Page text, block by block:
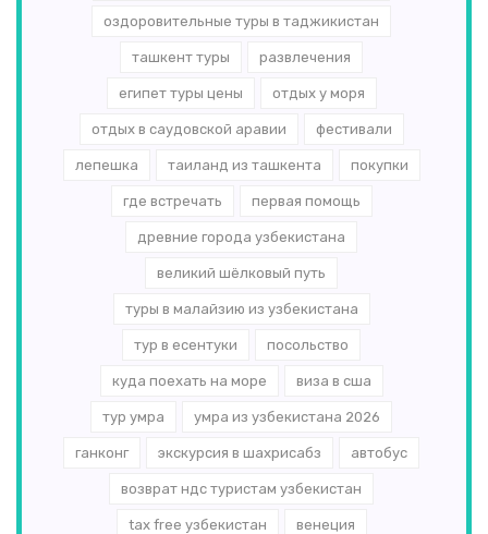
оздоровительные туры в таджикистан
ташкент туры развлечения
египет туры цены отдых у моря
отдых в саудовской аравии фестивали
лепешка таиланд из ташкента покупки
где встречать первая помощь
древние города узбекистана
великий шёлковый путь
туры в малайзию из узбекистана
тур в есентуки посольство
куда поехать на море виза в сша
тур умра умра из узбекистана 2026
ганконг экскурсия в шахрисабз автобус
возврат ндс туристам узбекистан
tax free узбекистан венеция